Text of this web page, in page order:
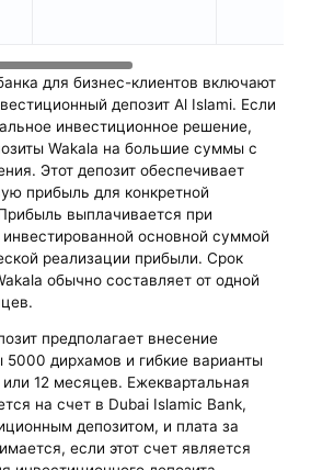
для бизнес-клиентов включают
депозит Al Islami. Если
инвестиционное решение,
Wakala на большие суммы с
Этот депозит обеспечивает
прибыль для конкретной
выплачивается при
основной суммой
реализации прибыли. Срок
обычно составляет от одной
предполагает внесение
дирхамов и гибкие варианты
12 месяцев. Ежеквартальная
на счет в Dubai Islamic Bank,
депозитом, и плата за
если этот счет является